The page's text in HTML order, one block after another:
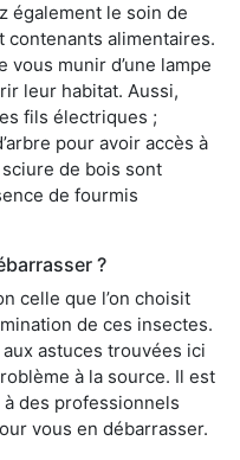
également le soin de
contenants alimentaires.
munir d’une lampe
leur habitat. Aussi,
fils électriques ;
pour avoir accès à
de bois sont
de fourmis
?
celle que l’on choisit
de ces insectes.
astuces trouvées ici
à la source. Il est
des professionnels
vous en débarrasser.